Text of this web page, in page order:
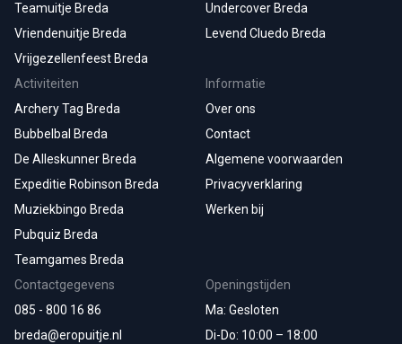
Teamuitje Breda
Vriendenuitje Breda
Vrijgezellenfeest Breda
Undercover Breda
Levend Cluedo Breda
Activiteiten
Archery Tag Breda
Bubbelbal Breda
De Alleskunner Breda
Expeditie Robinson Breda
Muziekbingo Breda
Pubquiz Breda
Teamgames Breda
Informatie
Over ons
Contact
Algemene voorwaarden
Privacyverklaring
Werken bij
Contactgegevens
085 - 800 16 86
breda@eropuitje.nl
Openingstijden
Ma: Gesloten
Di-Do: 10:00 – 18:00